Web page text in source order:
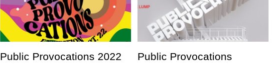
Public Provocations 2022 Public Provocations